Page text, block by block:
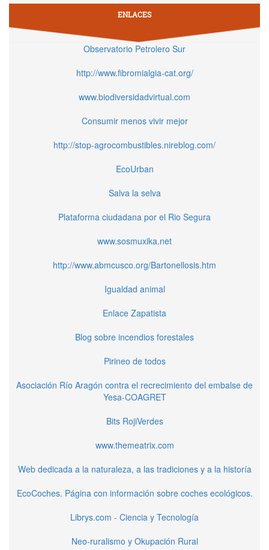
ENLACES
Observatorio Petrolero Sur
http://www.fibromialgia-cat.org/
www.biodiversidadvirtual.com
Consumir menos vivir mejor
http://stop-agrocombustibles.nireblog.com/
EcoUrban
Salva la selva
Plataforma ciudadana por el Rio Segura
www.sosmuxika.net
http://www.abmcusco.org/Bartonellosis.htm
Igualdad animal
Enlace Zapatista
Blog sobre incendios forestales
Pirineo de todos
Asociación Río Aragón contra el recrecimiento del embalse de
Yesa-COAGRET
Bits RojiVerdes
www.themeatrix.com
Web dedicada a la naturaleza, a las tradiciones y a la historía
EcoCoches. Página con información sobre coches ecológicos.
Librys.com - Ciencia y Tecnología
Neo-ruralismo y Okupación Rural